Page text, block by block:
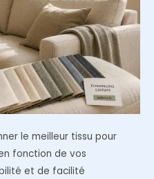
le meilleur tissu pour
fonction de vos
et de facilité